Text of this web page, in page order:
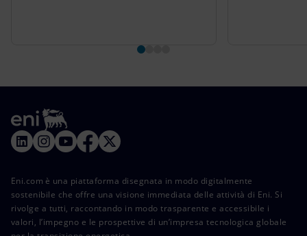
Eni.com è una piattaforma disegnata in modo digitalmente
sostenibile che offre una visione immediata delle attività di Eni. Si
rivolge a tutti, raccontando in modo trasparente e accessibile i
valori, l’impegno e le prospettive di un’impresa tecnologica globale